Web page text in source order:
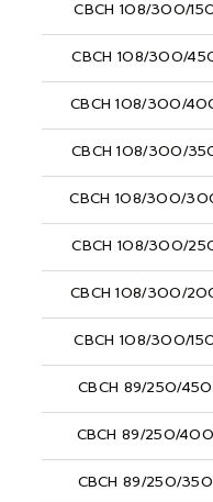
СВСН 108/300/
СВСН 108/300/
СВСН 108/300/
СВСН 108/300/
СВСН 108/300/
СВСН 108/300/
СВСН 108/300/
СВСН 108/300/
СВСН 89/250/
СВСН 89/250/
СВСН 89/250/